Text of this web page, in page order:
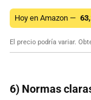
Hoy en Amazon —
El precio podría variar.
6) Normas